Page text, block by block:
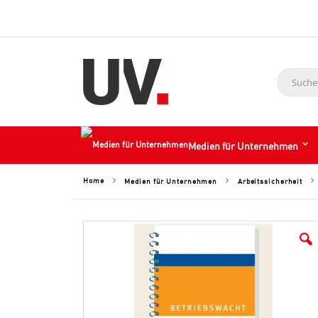
Suche
Medien für Unternehmen
Home Medien für Unternehmen Arbeitssicherheit